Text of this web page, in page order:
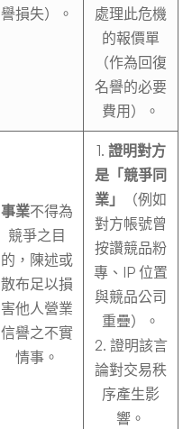
譽損失）。
處理此危機
的報價單
（作為回復
名譽的必要
費用）。
事業不得為
競爭之目
的，陳述或
散布足以損
害他人營業
信譽之不實
情事。
1. 證明對方
是「競爭同
業」
（例如
對方帳號曾
按讚競品粉
專、IP 位置
與競品公司
重疊）。
2. 證明該言
論對交易秩
序產生影
響。